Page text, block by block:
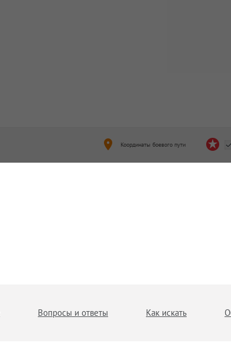
Координаты боевого пути
Вопросы и ответы Как искать